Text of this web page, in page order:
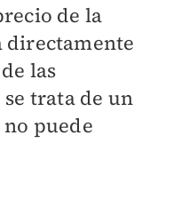
de la
las
trata de un
puede